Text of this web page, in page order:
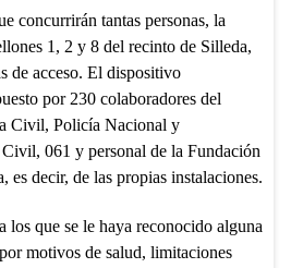
concurrirán tantas personas, la
1, 2 y 8 del recinto de Silleda,
de acceso. El dispositivo
por 230 colaboradores del
Civil, Policía Nacional y
061 y personal de la Fundación
es decir, de las propias instalaciones.
los que se le haya reconocido alguna
motivos de salud, limitaciones